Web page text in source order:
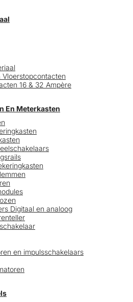
Vloerstopcontacten
16 & 32 Ampère
En Meterkasten
Digitaal en analoog
en impulsschakelaars